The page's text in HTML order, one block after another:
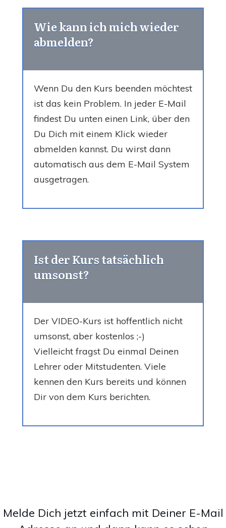
Wie kann ich mich wieder
abmelden?
Wenn Du den Kurs beenden möchtest
ist das kein Problem. In jeder E-Mail
findest Du unten einen Link, über den
Du Dich mit einem Klick wieder
abmelden kannst. Du wirst dann
automatisch aus dem E-Mail System
ausgetragen.
Ist der Kurs tatsächlich
umsonst?
Der VIDEO-Kurs ist hoffentlich nicht
umsonst, aber kostenlos ;-)
Vielleicht fragst Du einmal Deinen
Lehrer oder Mitstudenten. Viele
kennen den Kurs bereits und können
Dir von dem Kurs berichten.
Melde Dich jetzt einfach mit Deiner E-Mail